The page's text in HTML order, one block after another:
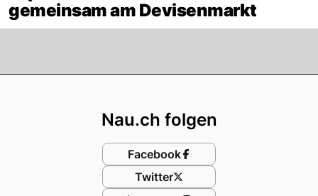
gemeinsam am Devisenmarkt
Nau.ch folgen
Facebook
Twitter